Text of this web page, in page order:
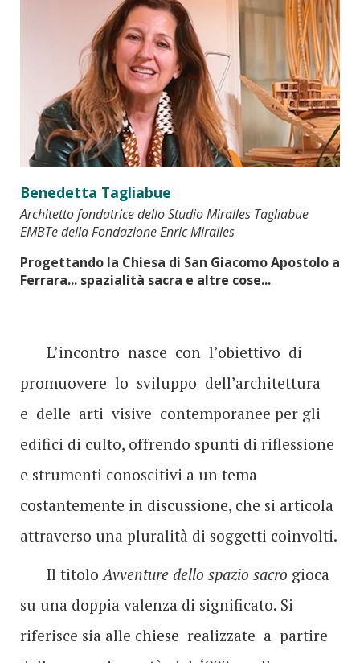
Benedetta Tagliabue
Architetto fondatrice dello Studio Miralles Tagliabue
EMBTe della Fondazione Enric Miralles
Progettando la Chiesa di San Giacomo Apostolo a
Ferrara... spazialità sacra e altre cose...
L’incontro nasce con l’obiettivo di
promuovere lo sviluppo dell’architettura
e delle arti visive contemporanee per gli
edifici di culto, offrendo spunti di riflessione
e strumenti conoscitivi a un tema
costantemente in discussione, che si articola
attraverso una pluralità di soggetti coinvolti.
Il titoloAvventure dello spazio sacro gioca
su una doppia valenza di significato. Si
riferisce sia alle chiese realizzate a partire